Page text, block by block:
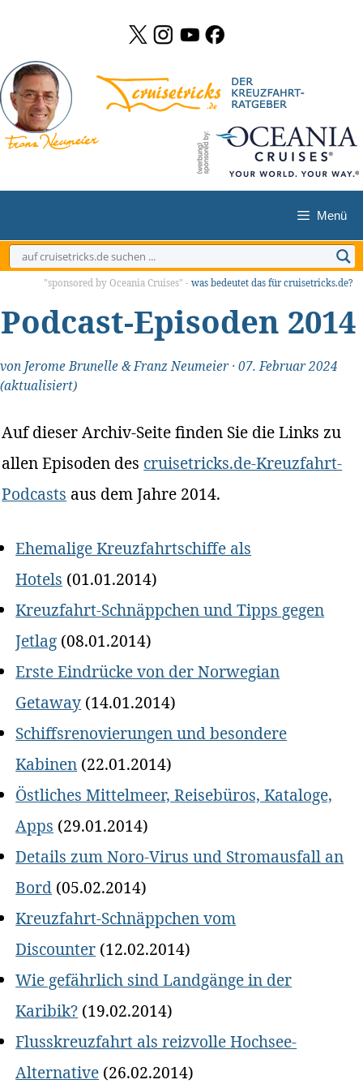
springen
Menü
"sponsored by Oceania Cruises" - was bedeutet das für cruisetricks.de?
Podcast-Episoden 2014
von Jerome Brunelle & Franz Neumeier·07. Februar 2024
(aktualisiert)
Auf dieser Archiv-Seite finden Sie die Links zu
allen Episoden des cruisetricks.de-Kreuzfahrt-
Podcasts aus dem Jahre 2014.
Ehemalige Kreuzfahrtschiffe als
Hotels (01.01.2014)
Kreuzfahrt-Schnäppchen und Tipps gegen
Jetlag (08.01.2014)
Erste Eindrücke von der Norwegian
Getaway (14.01.2014)
Schiffsrenovierungen und besondere
Kabinen (22.01.2014)
Östliches Mittelmeer, Reisebüros, Kataloge,
Apps (29.01.2014)
Details zum Noro-Virus und Stromausfall an
Bord (05.02.2014)
Kreuzfahrt-Schnäppchen vom
Discounter (12.02.2014)
Wie gefährlich sind Landgänge in der
Karibik? (19.02.2014)
Flusskreuzfahrt als reizvolle Hochsee-
Alternative (26.02.2014)